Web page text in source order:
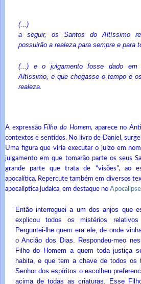
(...)
a seguir, os Santos do Altíssimo
possuirão a realeza para sempre e para
(...) e o julgamento fosse dado em
Altíssimo, e que chegasse o tempo e
realeza.
A expressãoFilho do Homem, aparece no
contextos e sentidos. No livro de Daniel,
Uma figura que viria executar o juízo em
julgamento em que tomarão parte os seus
grande parte que trata de “visões”, ao
apocalítica. Repercute também em diversos
apocalíptica judaica, em destaque no
Então interroguei a um dos anjos que
explicou todos os mistérios
Perguntei-lhe quem era ele, de onde
o Ancião dos Dias. Respondeu-meo
Filho do Homem a quem toda justiça
habita, e que tem a chave de todos os
Senhor dos espíritos o escolheu
acima de todas as criaturas. Esse